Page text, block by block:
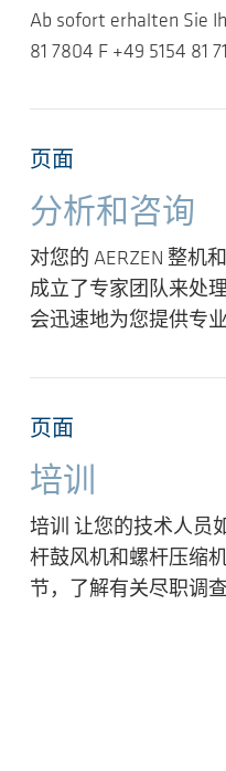
Ab sofort erhalten Sie
81 7804 F +49 5154 81
页面
分析和咨询
对您的 AERZEN 整机
成立了专家团队来处
会迅速地为您提供专
页面
培训
培训 让您的技术人员
杆鼓风机和螺杆压缩
节，了解有关尽职调